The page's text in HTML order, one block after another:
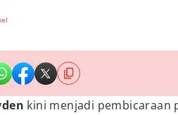
kini menjadi pembicaraan